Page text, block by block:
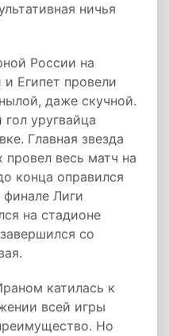
ничья
России на
и Египет провели
даже скучной.
уругвайца
Главная звезда
весь матч на
конца оправился
Лиги
на стадионе
со
катилась к
всей игры
Но